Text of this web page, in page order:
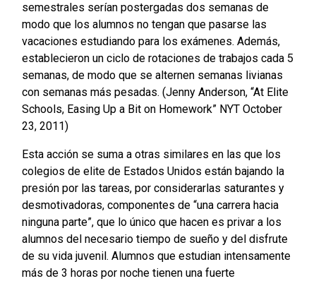
semestrales serían postergadas dos semanas de
modo que los alumnos no tengan que pasarse las
vacaciones estudiando para los exámenes. Además,
establecieron un ciclo de rotaciones de trabajos cada 5
semanas, de modo que se alternen semanas livianas
con semanas más pesadas. (Jenny Anderson, “At Elite
Schools, Easing Up a Bit on Homework” NYT October
23, 2011)
Esta acción se suma a otras similares en las que los
colegios de elite de Estados Unidos están bajando la
presión por las tareas, por considerarlas saturantes y
desmotivadoras, componentes de “una carrera hacia
ninguna parte”, que lo único que hacen es privar a los
alumnos del necesario tiempo de sueño y del disfrute
de su vida juvenil. Alumnos que estudian intensamente
más de 3 horas por noche tienen una fuerte